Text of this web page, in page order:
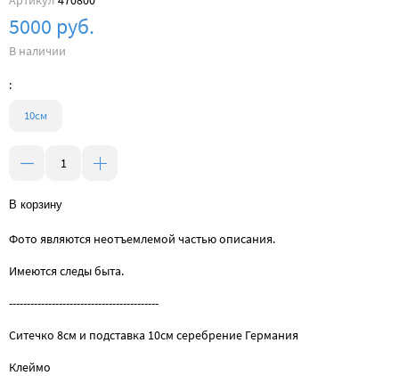
5000 руб.
В наличии
:
10см
В корзину
Фото являются неотъемлемой частью описания.
Имеются следы быта.
------------------------------------------
Ситечко 8см и подставка 10см серебрение Германия
Клеймо